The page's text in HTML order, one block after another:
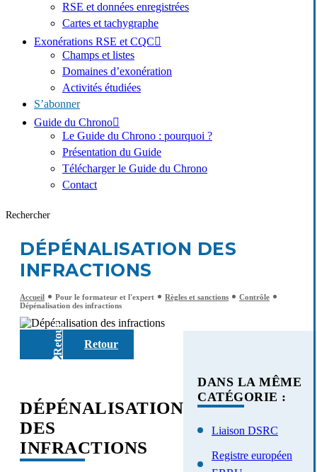
RSE et données enregistrées
Cartes et tachygraphe
Exonérations RSE et CQC
Champs et listes
Domaines d’exonération
Activités étudiées
S’abonner
Guide du Chrono
Le Guide du Chrono : pourquoi ?
Présentation du Guide
Télécharger le Guide du Chrono
Contact
Rechercher
DÉPÉNALISATION DES
INFRACTIONS
Accueil Pour le formateur et l'expert Règles et sanctions
Contrôle
Dépénalisation des infractions
Retour
DÉPÉNALISATION
DES
INFRACTIONS
Identifiant ou adresse de courriel
Mot de passe
Se souvenir de moi
DANS LA MÊME
CATÉGORIE :
Liaison DSRC
Registre européen